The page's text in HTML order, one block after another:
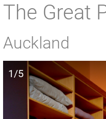
The Great
Auckland
1/5